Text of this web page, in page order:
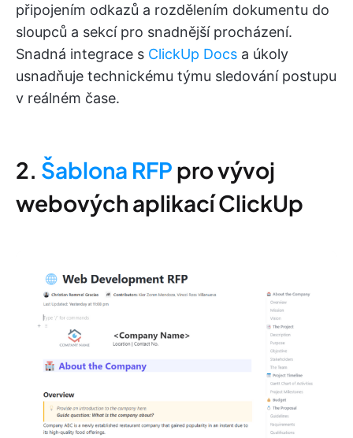
připojením odkazů a rozdělením dokumentu do
sloupců a sekcí pro snadnější procházení.
Snadná integrace s ClickUp Docs a úkoly
usnadňuje technickému týmu sledování postupu
v reálném čase.
2. Šablona RFP pro vývoj
webových aplikací ClickUp